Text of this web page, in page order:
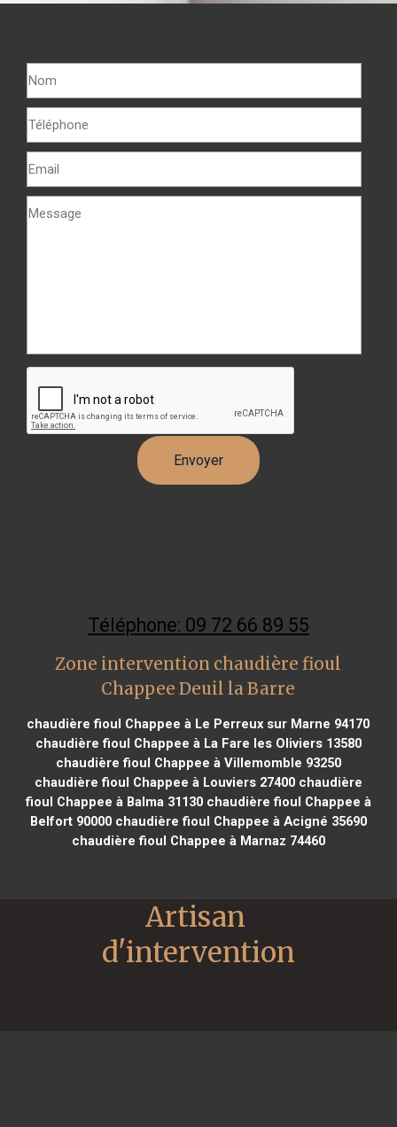
Téléphone: 09 72 66 89 55
Zone intervention chaudière fioul
Chappee Deuil la Barre
chaudière fioul Chappee à Le Perreux sur Marne 94170
chaudière fioul Chappee à La Fare les Oliviers 13580
chaudière fioul Chappee à Villemomble 93250
chaudière fioul Chappee à Louviers 27400chaudière
fioul Chappee à Balma 31130chaudière fioul Chappee à
Belfort 90000chaudière fioul Chappee à Acigné 35690
chaudière fioul Chappee à Marnaz 74460
Artisan
d'intervention